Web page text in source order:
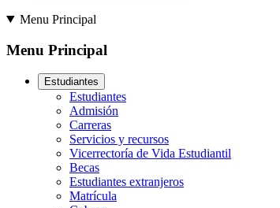
Menu Principal
Menu Principal
Estudiantes
Estudiantes
Admisión
Carreras
Servicios y recursos
Vicerrectoría de Vida Estudiantil
Becas
Estudiantes extranjeros
Matrícula